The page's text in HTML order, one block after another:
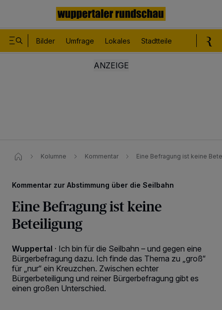
Bilder Umfrage Lokales Stadtteile
Kolumne Kommentar Eine Befragung ist keine
Kommentar zur Abstimmung über die Seilbahn
Eine Befragung ist keine
Beteiligung
Wuppertal · Ich bin für die Seilbahn – und gegen eine
Bürgerbefragung dazu. Ich finde das Thema zu „groß“
für „nur“ ein Kreuzchen. Zwischen echter
Bürgerbeteiligung und reiner Bürgerbefragung gibt es
einen großen Unterschied.